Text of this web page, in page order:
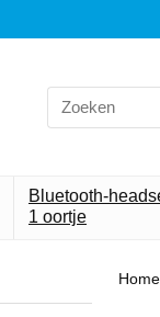
Search
for:
Bluetooth-
1 oortje
Home